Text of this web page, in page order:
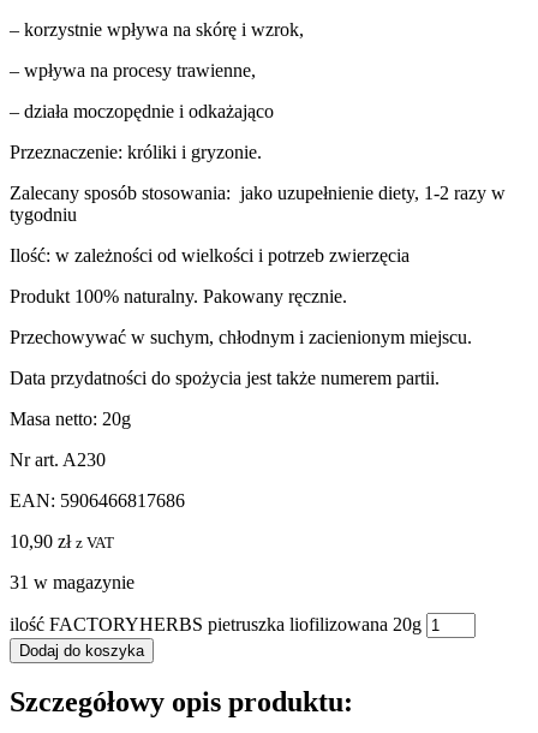
– korzystnie wpływa na skórę i wzrok,
– wpływa na procesy trawienne,
– działa moczopędnie i odkażająco
Przeznaczenie: króliki i gryzonie.
Zalecany sposób stosowania: jako uzupełnienie diety, 1-2 razy w
tygodniu
Ilość: w zależności od wielkości i potrzeb zwierzęcia
Produkt 100% naturalny. Pakowany ręcznie.
Przechowywać w suchym, chłodnym i zacienionym miejscu.
Data przydatności do spożycia jest także numerem partii.
Masa netto: 20g
Nr art. A230
EAN: 5906466817686
10,90 zł z VAT
31 w magazynie
ilość FACTORYHERBS pietruszka liofilizowana 20g
Dodaj do koszyka
Szczegółowy opis produktu: